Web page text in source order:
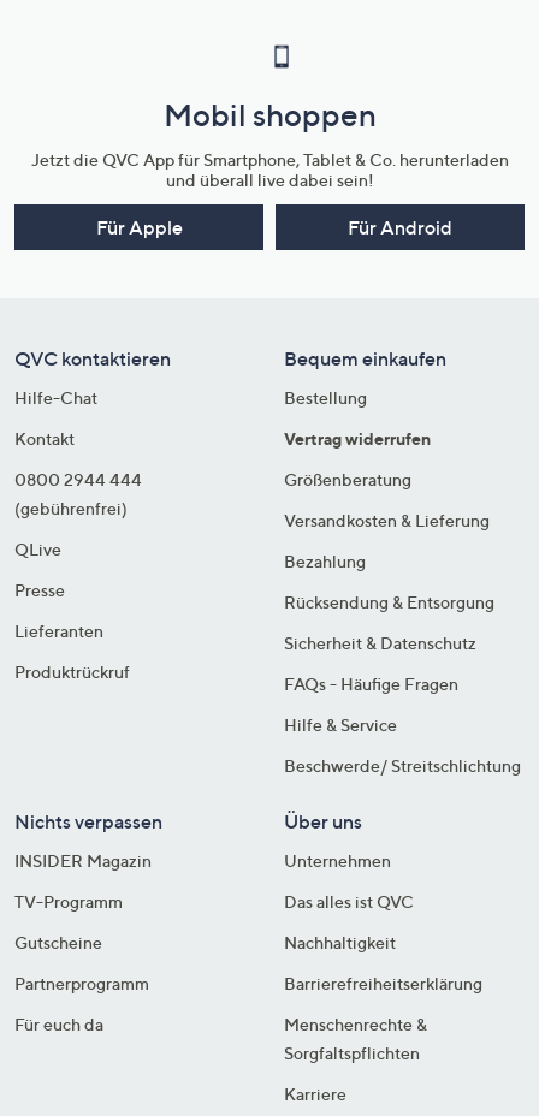
Mobil shoppen
Jetzt die QVC App für Smartphone, Tablet & Co. herunterladen
und überall live dabei sein!
Für Apple Für Android
QVC kontaktieren
Hilfe-Chat
Kontakt
0800 2944 444
(gebührenfrei)
QLive
Presse
Lieferanten
Produktrückruf
Bequem einkaufen
Bestellung
Vertrag widerrufen
Größenberatung
Versandkosten & Lieferung
Bezahlung
Rücksendung & Entsorgung
Sicherheit & Datenschutz
FAQs - Häufige Fragen
Hilfe & Service
Beschwerde/ Streitschlichtung
Nichts verpassen
INSIDER Magazin
TV-Programm
Gutscheine
Partnerprogramm
Für euch da
Über uns
Unternehmen
Das alles ist QVC
Nachhaltigkeit
Barrierefreiheitserklärung
Menschenrechte &
Sorgfaltspflichten
Karriere